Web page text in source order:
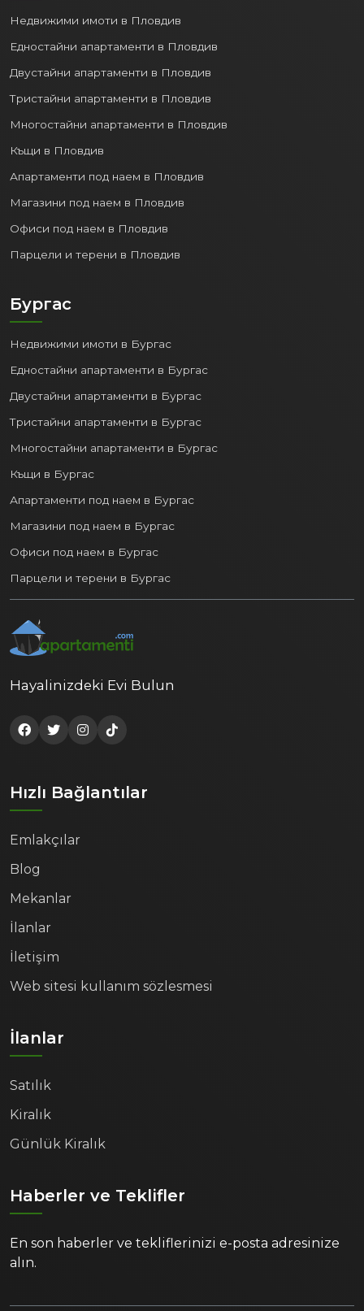
Недвижими имоти в Пловдив
Едностайни апартаменти в Пловдив
Двустайни апартаменти в Пловдив
Тристайни апартаменти в Пловдив
Многостайни апартаменти в Пловдив
Къщи в Пловдив
Апартаменти под наем в Пловдив
Магазини под наем в Пловдив
Офиси под наем в Пловдив
Парцели и терени в Пловдив
Бургас
Недвижими имоти в Бургас
Едностайни апартаменти в Бургас
Двустайни апартаменти в Бургас
Тристайни апартаменти в Бургас
Многостайни апартаменти в Бургас
Къщи в Бургас
Апартаменти под наем в Бургас
Магазини под наем в Бургас
Офиси под наем в Бургас
Парцели и терени в Бургас
Hayalinizdeki Evi Bulun
Hızlı Bağlantılar
Emlakçılar
Blog
Mekanlar
İlanlar
İletişim
Web sitesi kullanım sözlesmesi
İlanlar
Satılık
Kiralık
Günlük Kiralık
Haberler ve Teklifler
En son haberler ve tekliflerinizi e-posta adresinize
alın.